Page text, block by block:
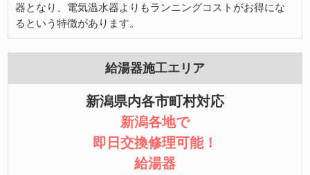
器となり、電気温水器よりもランニングコストがお得にな
るという特徴があります。
給湯器施工エリア
新潟県内各市町村対応
新潟各地で
即日交換修理可能！
給湯器